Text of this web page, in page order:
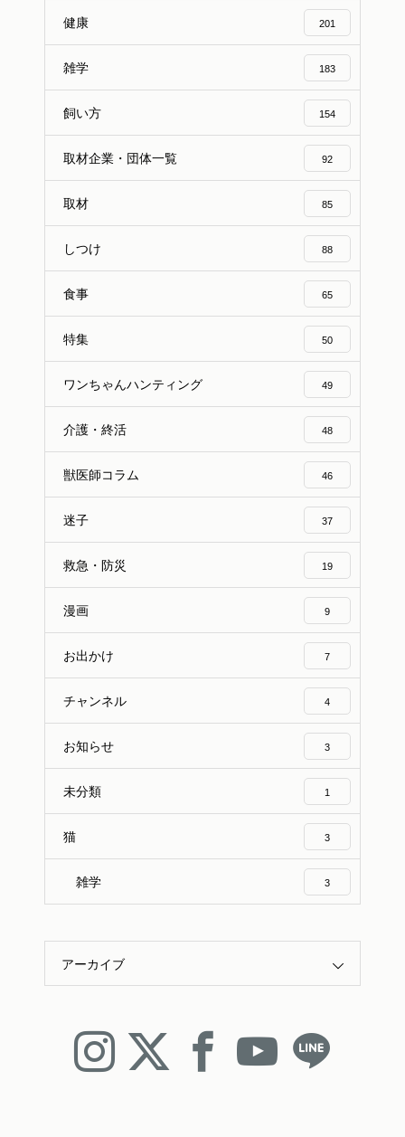
健康 201
雑学 183
飼い方 154
取材企業・団体一覧 92
取材 85
しつけ 88
食事 65
特集 50
ワンちゃんハンティング 49
介護・終活 48
獣医師コラム 46
迷子 37
救急・防災 19
漫画 9
お出かけ 7
チャンネル 4
お知らせ 3
未分類 1
猫 3
雑学 3
アーカイブ